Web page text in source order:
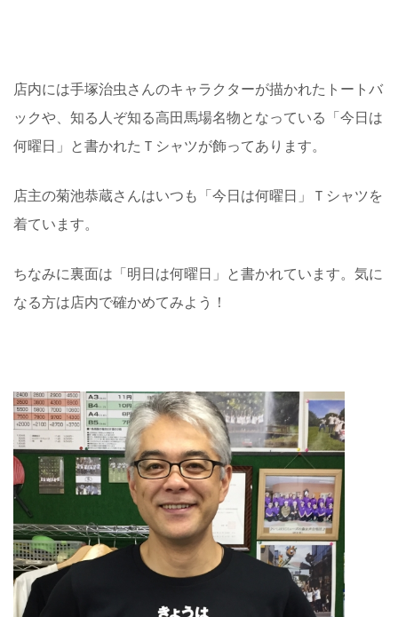
店内には手塚治虫さんのキャラクターが描かれたトートバ
ックや、知る人ぞ知る高田馬場名物となっている「今日は
何曜日」と書かれたＴシャツが飾ってあります。
店主の菊池恭蔵さんはいつも「今日は何曜日」Ｔシャツを
着ています。
ちなみに裏面は「明日は何曜日」と書かれています。気に
なる方は店内で確かめてみよう！